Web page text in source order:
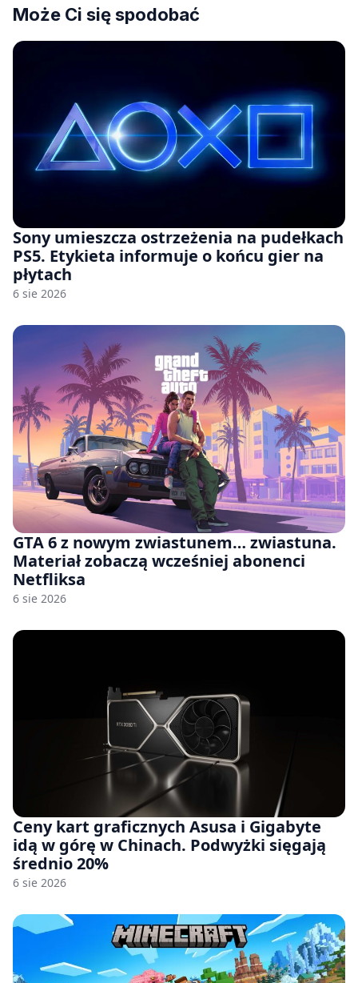
Może Ci się spodobać
Sony umieszcza ostrzeżenia na pudełkach
PS5. Etykieta informuje o końcu gier na
płytach
6 sie 2026
GTA 6 z nowym zwiastunem… zwiastuna.
Materiał zobaczą wcześniej abonenci
Netfliksa
6 sie 2026
Ceny kart graficznych Asusa i Gigabyte
idą w górę w Chinach. Podwyżki sięgają
średnio 20%
6 sie 2026